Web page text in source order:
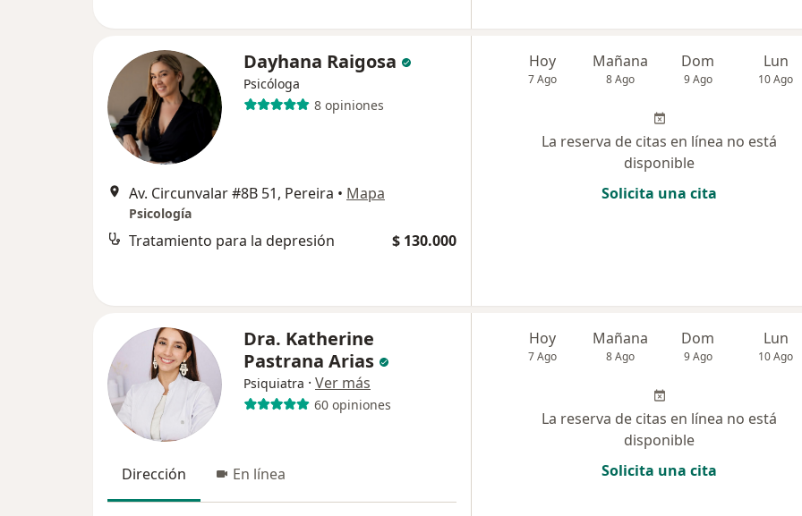
Dayhana Raigosa
Psicóloga
8 opiniones
Av. Circunvalar #8B 51, Pereira • Mapa
Psicología
Tratamiento para la depresión $ 130.000
Hoy
7 Ago
Mañana
8 Ago
Dom
9 Ago
Lun
10 Ago
La reserva de citas en línea no está
disponible
Solicita una cita
Dra. Katherine
Pastrana Arias
Psiquiatra · Ver más
60 opiniones
Dirección En línea
Hoy
7 Ago
Mañana
8 Ago
Dom
9 Ago
Lun
10 Ago
La reserva de citas en línea no está
disponible
Solicita una cita